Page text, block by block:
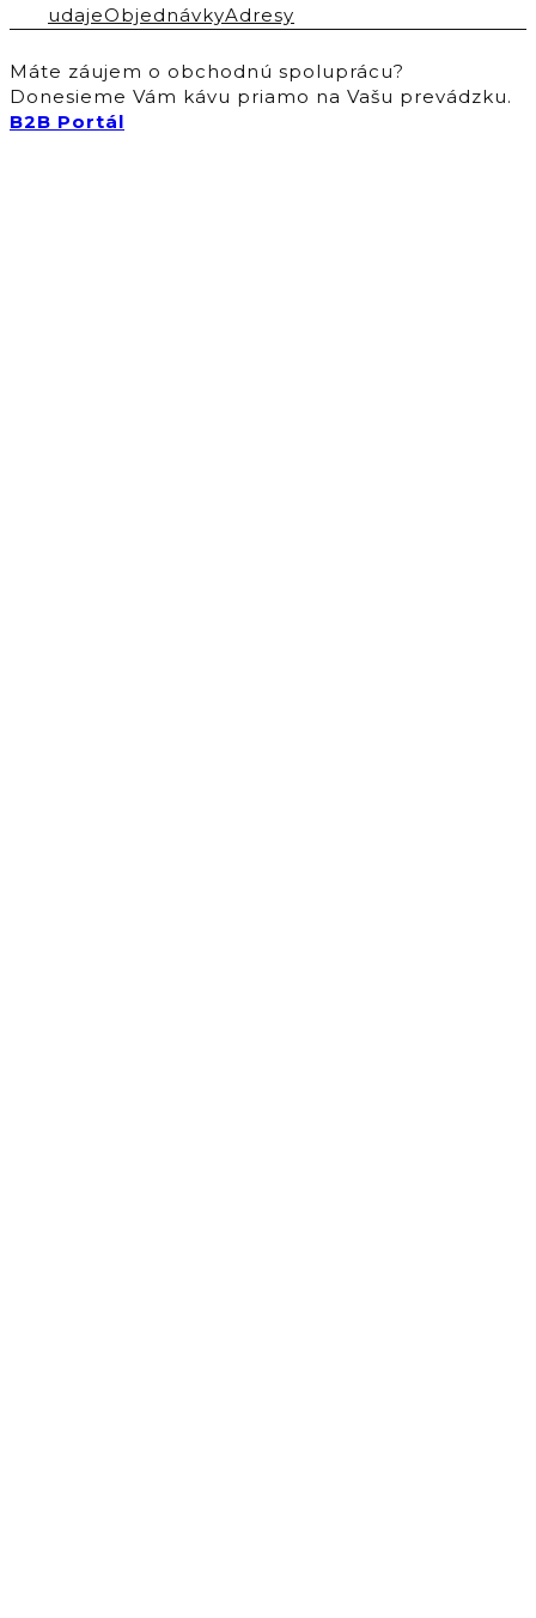
udajeObjednávkyAdresy
Máte záujem o obchodnú spoluprácu?
Donesieme Vám kávu priamo na Vašu prevádzku.
B2B Portál